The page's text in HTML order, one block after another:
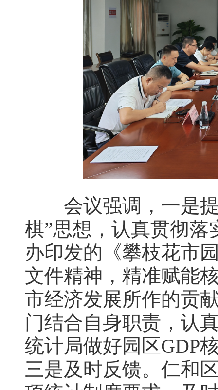
会议强调，一是提
棋”思想，认真贯彻
办印发的《攀枝花市
文件精神，精准赋能
市经济发展所作的贡
门结合自身职责，认
统计局做好园区GDP
三是及时反馈。仁和